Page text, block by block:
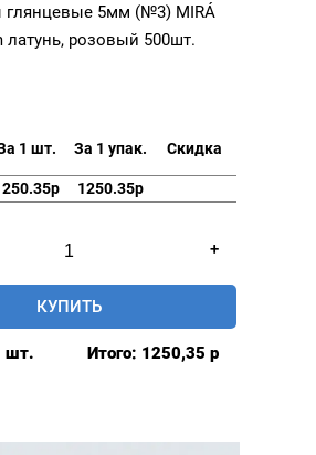
5мм (№3) MIRÁ
латунь, розовый 500шт.
1 шт. За 1 упак. Скидка
1250.35р
товара
Люверсы
глянцевые
+
КУПИТЬ
шт. Итого: 1250,35 р